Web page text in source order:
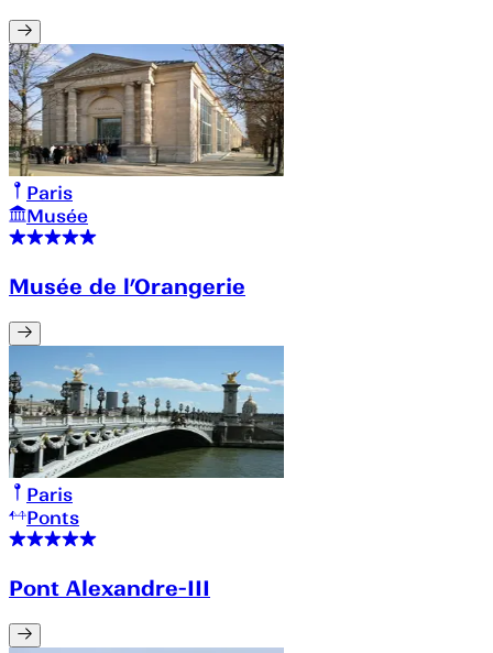
Paris
Musée
Musée de l’Orangerie
Paris
Ponts
Pont Alexandre-III